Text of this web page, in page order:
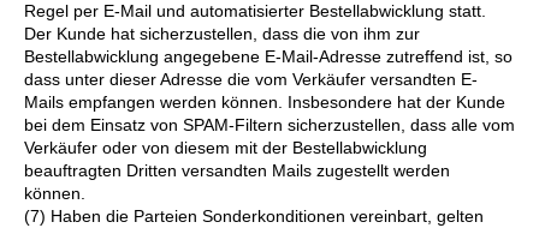
Regel per E-Mail und automatisierter Bestellabwicklung statt.
Der Kunde hat sicherzustellen, dass die von ihm zur
Bestellabwicklung angegebene E-Mail-Adresse zutreffend ist, so
dass unter dieser Adresse die vom Verkäufer versandten E-
Mails empfangen werden können. Insbesondere hat der Kunde
bei dem Einsatz von SPAM-Filtern sicherzustellen, dass alle vom
Verkäufer oder von diesem mit der Bestellabwicklung
beauftragten Dritten versandten Mails zugestellt werden
können.
(7) Haben die Parteien Sonderkonditionen vereinbart, gelten